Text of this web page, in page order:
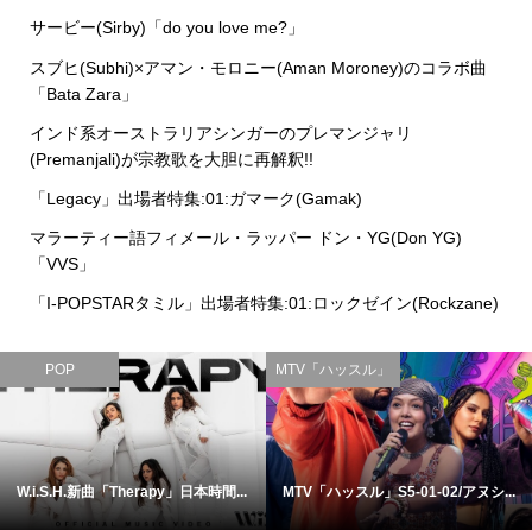
サービー(Sirby)「do you love me?」
スブヒ(Subhi)×アマン・モロニー(Aman Moroney)のコラボ曲
「Bata Zara」
インド系オーストラリアシンガーのプレマンジャリ
(Premanjali)が宗教歌を大胆に再解釈!!
「Legacy」出場者特集:01:ガマーク(Gamak)
マラーティー語フィメール・ラッパー ドン・YG(Don YG)
「VVS」
「I-POPSTARタミル」出場者特集:01:ロックゼイン(Rockzane)
POP
W.i.S.H.新曲「Therapy」日本時間...
MTV「ハッスル」
MTV「ハッスル」S5-01-02/アヌシ...